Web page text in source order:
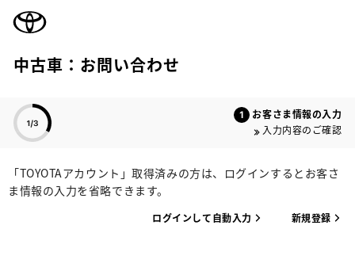
中古車：お問い合わせ
お客さま情報の入力
入力内容のご確認
「TOYOTAアカウント」取得済みの方は、ログインするとお客さ
ま情報の入力を省略できます。
ログインして自動入力 新規登録